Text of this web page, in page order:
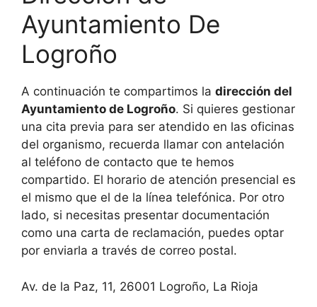
Ayuntamiento De
Logroño
A continuación te compartimos la dirección del
Ayuntamiento de Logroño. Si quieres gestionar
una cita previa para ser atendido en las oficinas
del organismo, recuerda llamar con antelación
al teléfono de contacto que te hemos
compartido. El horario de atención presencial es
el mismo que el de la línea telefónica. Por otro
lado, si necesitas presentar documentación
como una carta de reclamación, puedes optar
por enviarla a través de correo postal.
Av. de la Paz, 11, 26001 Logroño, La Rioja